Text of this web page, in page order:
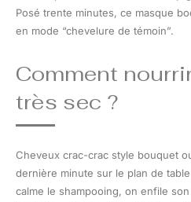
Posé trente minutes, ce masque
en mode “chevelure de témoin”.
Comment
très sec ?
Cheveux crac-crac style bouquet
dernière minute sur le plan de table
calme le shampooing, on enfile